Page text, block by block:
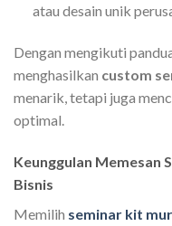
atau desain unik
Dengan mengikuti
menghasilkan custom
menarik, tetapi juga
optimal.
Keunggulan Memesan
Bisnis
Memilih seminar kit